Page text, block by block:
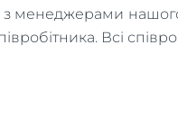
менеджерами
Всі